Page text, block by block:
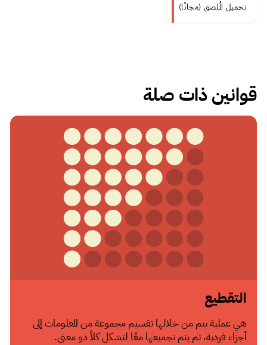
تحمیل المُلصق (مجانًا)
قوانين ذات صلة
التقطيع
هي عملية يتم من خلالها تقسيم مجموعة من المعلومات إلى
أجزاء فردية، ثم يتم تجميعها معًا لتشكل كلاً ذو معنى.